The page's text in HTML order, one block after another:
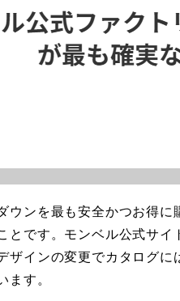
ウンを最も安全かつお得に
とです。モンベル公式サ
ザインの変更でカタログに
ます。